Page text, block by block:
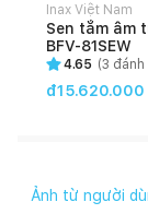
Inax Việt Nam
Sen tắm âm
BFV-81SEW
4.65 (3 đánh
đ15.620.000
Ảnh từ người